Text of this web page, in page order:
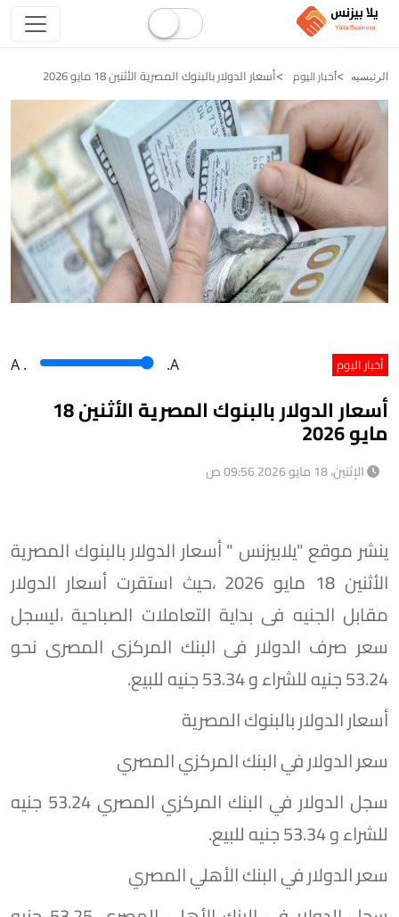
الرئيسيه أخبار اليوم أسعار الدولار بالبنوك المصرية الأثنين 18 مايو 2026
أخبار اليوم A . .A
أسعار الدولار بالبنوك المصرية الأثنين 18
مايو 2026
الإثنين، 18 مايو 2026 09:56 ص
ينشر موقع "يلابيزنس " أسعار الدولار بالبنوك المصرية
الأثنين 18 مايو 2026 ،حيث استقرت أسعار الدولار
مقابل الجنيه فى بداية التعاملات الصباحية ،ليسجل
سعر صرف الدولار فى البنك المركزى المصرى نحو
53.24 جنيه للشراء و 53.34 جنيه للبيع.
أسعار الدولار بالبنوك المصرية
سعر الدولار في البنك المركزي المصري
سجل الدولار في البنك المركزي المصري 53.24 جنيه
للشراء و 53.34 جنيه للبيع.
سعر الدولار في البنك الأهلي المصري